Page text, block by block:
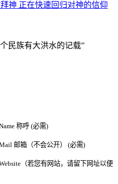
神 正在快速回归对神的信仰
民族有大洪水的记载”
称呼 (必需)
邮箱（不会公开） (必需)
（若您有网站，请留下网址以便